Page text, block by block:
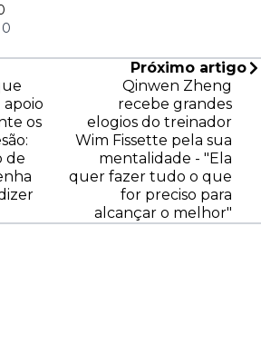
0
os
de
Próximo artigo
Qinwen Zheng
recebe grandes
elogios do treinador
Wim Fissette pela sua
mentalidade - "Ela
quer fazer tudo o que
for preciso para
alcançar o melhor"